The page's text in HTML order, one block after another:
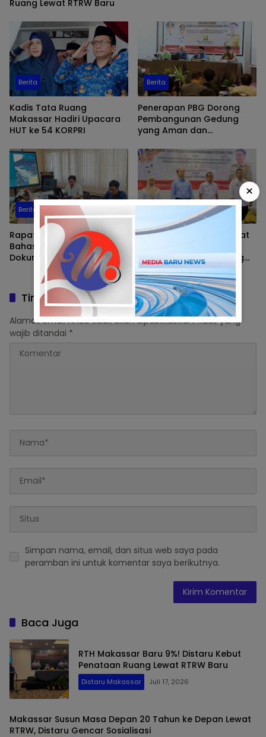
Ruang Lewat RTRW Baru
Berita
Kadis Tata Ruang
Makassar Hadiri Upacara
HUT ke 54 KORPRI
Berita
Penerapan PBG Dorong
Pembangunan Gedung
yang Aman dan
Berita
Rapat Akhir Tiga Konsultan
Bahas Penyempurnaan
Dokumen Penataan Ruang
Kota Makassar
Distaru Makassar
Distaru Makassar Perkuat
Standar Bangunan yang
Lebih Aman dan
Berkelanjutan
Tinggalkan Balasan
Alamat email Anda tidak akan dipublikasikan. Ruas yang
wajib ditandai *
Simpan nama, email, dan situs web saya pada
peramban ini untuk komentar saya berikutnya.
Baca Juga
RTH Makassar Baru 9%! Distaru Kebut
Penataan Ruang Lewat RTRW Baru
Distaru Makassar Juli 17, 2026
Makassar Susun Masa Depan 20 Tahun ke Depan Lewat
RTRW, Distaru Gencar Sosialisasi
×